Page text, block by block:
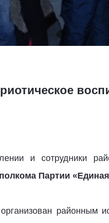
и сотрудники
Партии
районным